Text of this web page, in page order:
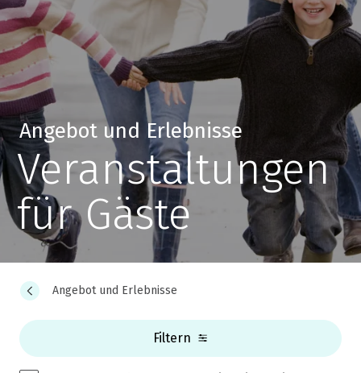
Angebot und Erlebnisse
Veranstaltungen
für Gäste
Angebot und Erlebnisse
Filtern